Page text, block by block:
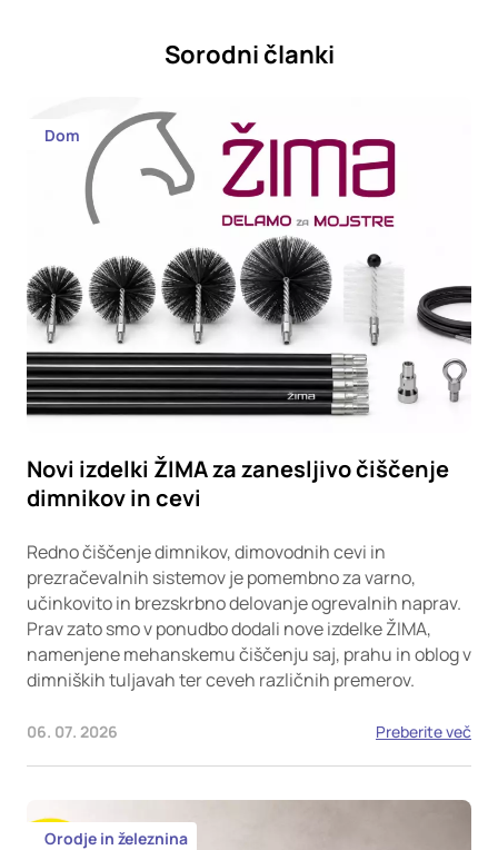
Sorodni članki
Dom
Novi izdelki ŽIMA za zanesljivo čiščenje
dimnikov in cevi
Redno čiščenje dimnikov, dimovodnih cevi in
prezračevalnih sistemov je pomembno za varno,
učinkovito in brezskrbno delovanje ogrevalnih naprav.
Prav zato smo v ponudbo dodali nove izdelke ŽIMA,
namenjene mehanskemu čiščenju saj, prahu in oblog v
dimniških tuljavah ter ceveh različnih premerov.
06. 07. 2026 Preberite več
Orodje in železnina